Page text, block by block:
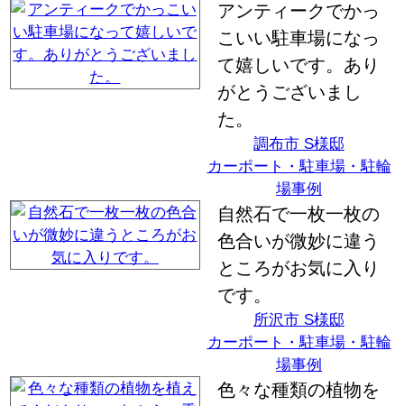
アンティークでかっ
こいい駐車場になっ
て嬉しいです。あり
がとうございまし
た。
調布市 S様邸
カーポート・駐車場・駐輪
場事例
自然石で一枚一枚の
色合いが微妙に違う
ところがお気に入り
です。
所沢市 S様邸
カーポート・駐車場・駐輪
場事例
色々な種類の植物を